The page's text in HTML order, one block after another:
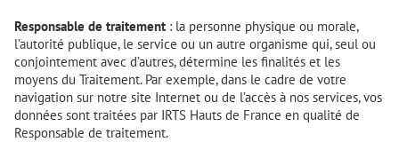
Responsable de traitement : la personne physique ou morale,
l’autorité publique, le service ou un autre organisme qui, seul ou
conjointement avec d’autres, détermine les finalités et les
moyens du Traitement. Par exemple, dans le cadre de votre
navigation sur notre site Internet ou de l’accès à nos services, vos
données sont traitées par IRTS Hauts de France en qualité de
Responsable de traitement.